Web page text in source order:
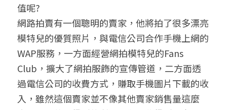
值呢?
網路拍賣有一個聰明的賣家，他將拍了很多漂亮
模特兒的優質照片，與電信公司合作手機上網的
WAP服務，一方面經營網拍模特兒的Fans
Club，擴大了網拍服飾的宣傳管道，二方面透
過電信公司的收費方式，賺取手機圖片下載的收
入，雖然這個賣家並不像其他賣家銷售量這麼